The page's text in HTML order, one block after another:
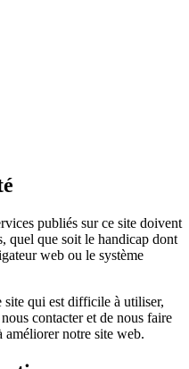
publiés sur ce site doivent
quel que soit le handicap dont
web ou le système
site qui est difficile à utiliser,
contacter et de nous faire
améliorer notre site web.